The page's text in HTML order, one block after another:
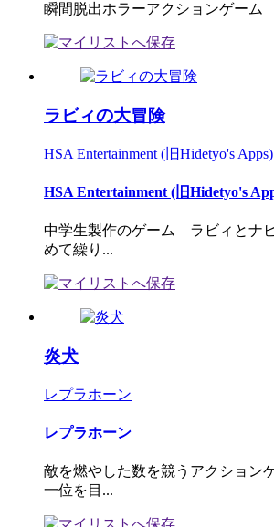
瞬間脱出ホラーアクションゲーム
ラビィの大冒険
HSA Entertainment (旧Hidetyo's Apps)
HSA Entertainment (旧Hidetyo's
中学生製作のゲーム ラビィとナ
めて繰り...
炎犬
レプラホーン
レプラホーン
敵を燃やした数を競うアクション
一位を目...